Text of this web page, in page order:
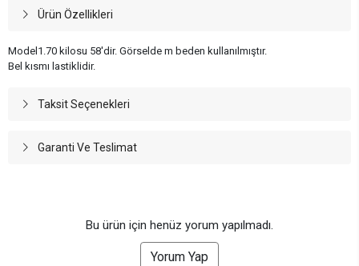
Ürün Özellikleri
Model1.70 kilosu 58'dir. Görselde m beden kullanılmıştır.
Bel kısmı lastiklidir.
Taksit Seçenekleri
Garanti Ve Teslimat
Bu ürün için henüz yorum yapılmadı.
Yorum Yap